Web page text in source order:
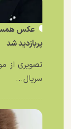
عکس
پربازدید شد
تصویری از
سریال...